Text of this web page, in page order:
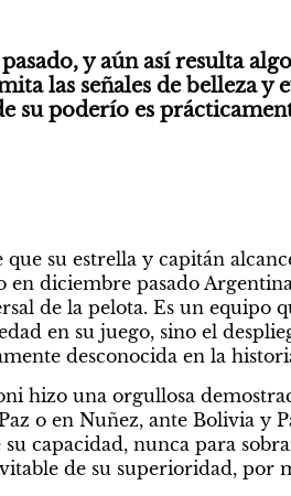
y aún así resulta
las señales de belleza y
su poderío es
su estrella y capitán
diciembre pasado
de la pelota. Es un equipo
en su juego, sino el
desconocida en la
hizo una orgullosa
o en Nuñez, ante Bolivia y
capacidad, nunca para
de su superioridad, por